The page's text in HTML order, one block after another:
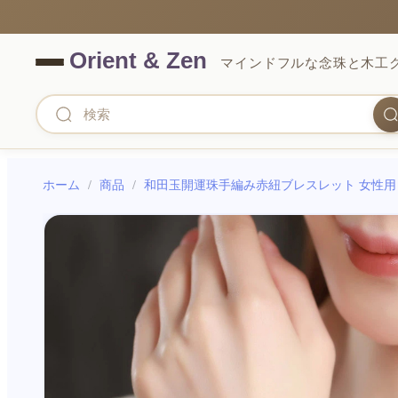
マインドフルな念珠と木工
ホーム / 商品 / 和田玉開運珠手編み赤紐ブレスレット 女性